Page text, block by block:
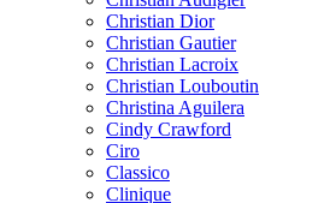
Christian Dior
Christian Gautier
Christian Lacroix
Christian Louboutin
Christina Aguilera
Cindy Crawford
Ciro
Classico
Clinique